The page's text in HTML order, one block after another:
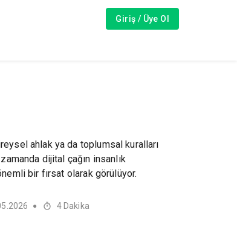
Giriş / Üye Ol
ahlak ya da toplumsal kuralları
dijital çağın insanlık
bir fırsat olarak görülüyor.
● 4 Dakika